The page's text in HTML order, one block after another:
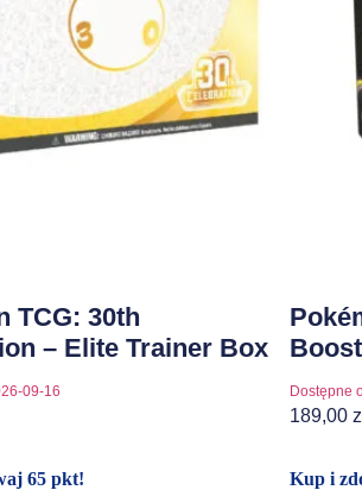
TCG: 30th
– Elite Trainer Box
09-16
65 pkt!
Dostępne
189,00
Kup i